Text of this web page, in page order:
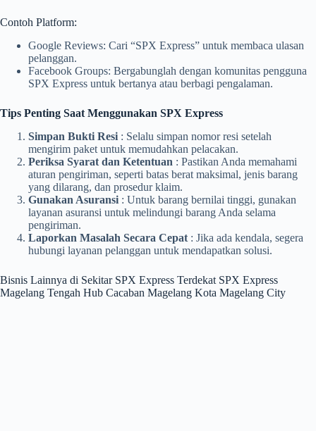
Contoh Platform:
Google Reviews: Cari “SPX Express” untuk membaca ulasan
pelanggan.
Facebook Groups: Bergabunglah dengan komunitas pengguna
SPX Express untuk bertanya atau berbagi pengalaman.
Tips Penting Saat Menggunakan SPX Express
Simpan Bukti Resi : Selalu simpan nomor resi setelah
mengirim paket untuk memudahkan pelacakan.
Periksa Syarat dan Ketentuan : Pastikan Anda memahami
aturan pengiriman, seperti batas berat maksimal, jenis barang
yang dilarang, dan prosedur klaim.
Gunakan Asuransi : Untuk barang bernilai tinggi, gunakan
layanan asuransi untuk melindungi barang Anda selama
pengiriman.
Laporkan Masalah Secara Cepat : Jika ada kendala, segera
hubungi layanan pelanggan untuk mendapatkan solusi.
Bisnis Lainnya di Sekitar SPX Express Terdekat SPX Express
Magelang Tengah Hub Cacaban Magelang Kota Magelang City